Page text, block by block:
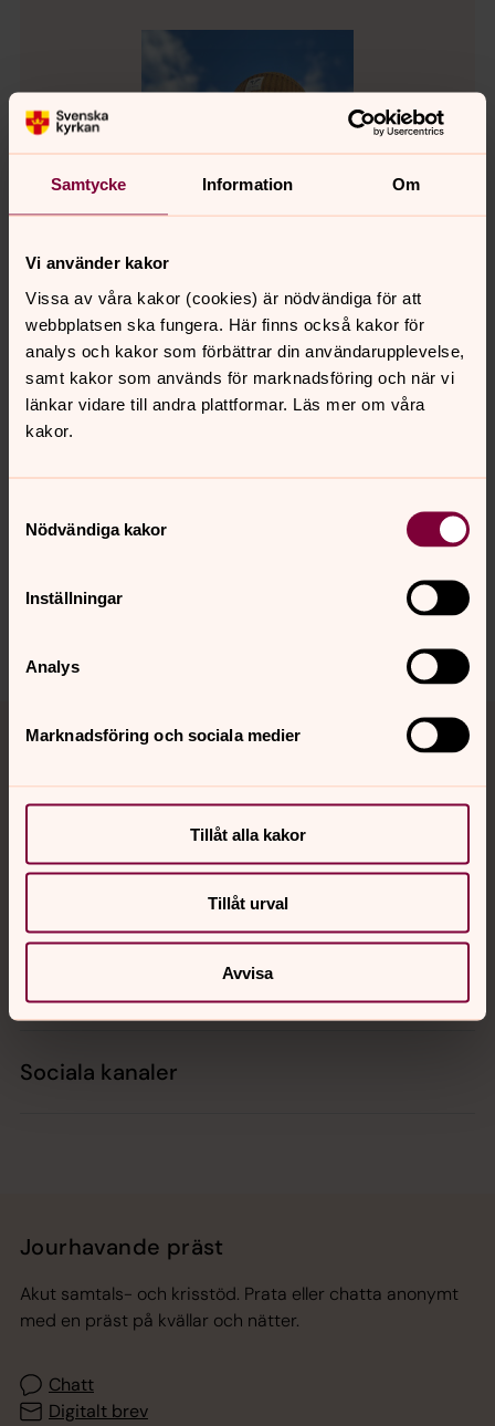
Samtycke Information Om
Vi använder kakor
Vissa av våra kakor (cookies) är nödvändiga för att
webbplatsen ska fungera. Här finns också kakor för
analys och kakor som förbättrar din användarupplevelse,
samt kakor som används för marknadsföring och när vi
länkar vidare till andra plattformar. Läs mer om våra
kakor.
Nödvändiga kakor
Inställningar
Analys
Marknadsföring och sociala medier
Tillåt alla kakor
Tillåt urval
Avvisa
Andreas Öberg
Församlingsmusiker, Bygdeå församling
Direkt:
Senast ändrad 24 januari 2025
Sociala kanaler
Jourhavande präst
Akut samtals- och krisstöd. Prata eller chatta anonymt
med en präst på kvällar och nätter.
Chatt
Digitalt brev